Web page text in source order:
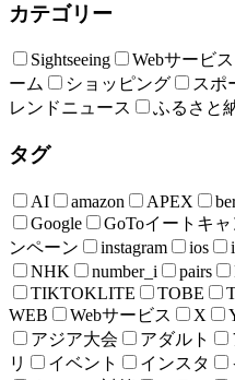
カテゴリー
Sightseeing Webサービス
ーム
ショッピング スポ
レンドニュース
ふるさと
タグ
AI amazon APEX
Google
GoToイートキ
ンペーン
instagram ios
NHK
number_i pairs
TIKTOKLITE
TOBE
WEB
Webサービス X
アジア大会
アダルト
リ
イベント インスタ